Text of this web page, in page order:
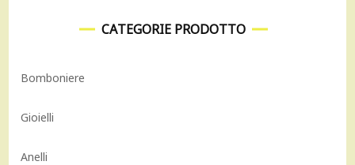
CATEGORIE PRODOTTO
Bomboniere
Gioielli
Anelli